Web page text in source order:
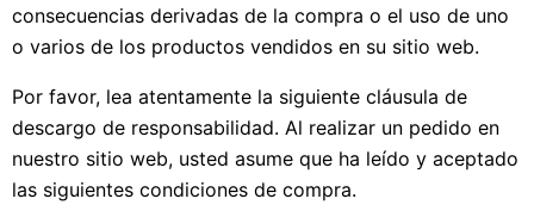
consecuencias derivadas de la compra o el uso de uno
o varios de los productos vendidos en su sitio web.
Por favor, lea atentamente la siguiente cláusula de
descargo de responsabilidad. Al realizar un pedido en
nuestro sitio web, usted asume que ha leído y aceptado
las siguientes condiciones de compra.